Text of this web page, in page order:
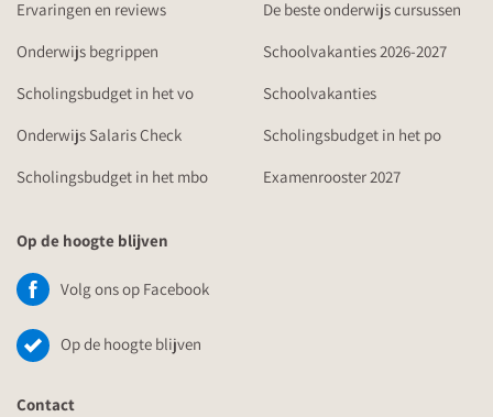
Ervaringen en reviews
De beste onderwijs cursussen
Onderwijs begrippen
Schoolvakanties 2026-2027
Scholingsbudget in het vo
Schoolvakanties
Onderwijs Salaris Check
Scholingsbudget in het po
Scholingsbudget in het mbo
Examenrooster 2027
Op de hoogte blijven
Volg ons op Facebook
Op de hoogte blijven
Contact